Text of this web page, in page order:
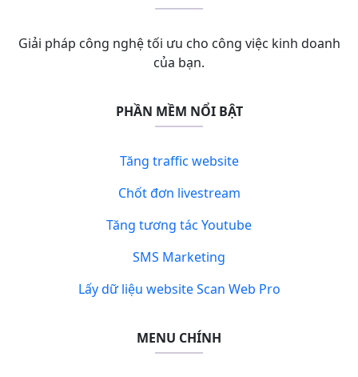
Giải pháp công nghệ tối ưu cho công việc kinh doanh
của bạn.
PHẦN MỀM NỔI BẬT
Tăng traffic website
Chốt đơn livestream
Tăng tương tác Youtube
SMS Marketing
Lấy dữ liệu website Scan Web Pro
MENU CHÍNH